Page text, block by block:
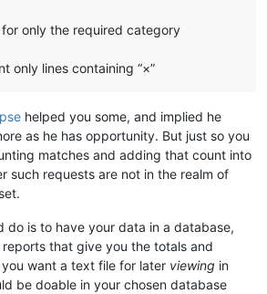
only the required category
only lines containing “×”
helped you some, and implied he
as he has opportunity. But just so you
matches and adding that count into
such requests are not in the realm of
do is to have your data in a database,
that give you the totals and
want a text file for later viewing in
be doable in your chosen database